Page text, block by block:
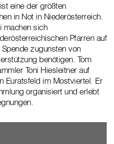
eine der größten
in Not in Niederösterreich.
machen sich
Pfarren auf
zugunsten von
benötigen. Tom
Toni Hiesleitner auf
Euratsfeld im Mostviertel. Er
organisiert und erlebt